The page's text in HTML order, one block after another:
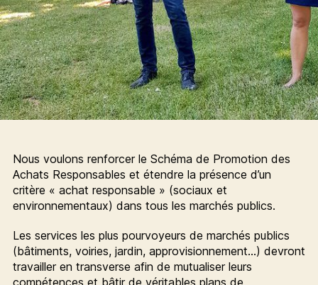
Nous voulons renforcer le Schéma de Promotion des
Achats Responsables et étendre la présence d’un
critère « achat responsable » (sociaux et
environnementaux) dans tous les marchés publics.
Les services les plus pourvoyeurs de marchés publics
(bâtiments, voiries, jardin, approvisionnement…) devront
travailler en transverse afin de mutualiser leurs